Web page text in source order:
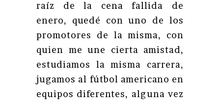
raíz de la cena fallida de
enero, quedé con uno de los
promotores de la misma, con
quien me une cierta amistad,
estudiamos la misma carrera,
jugamos al fútbol americano en
equipos diferentes, alguna vez